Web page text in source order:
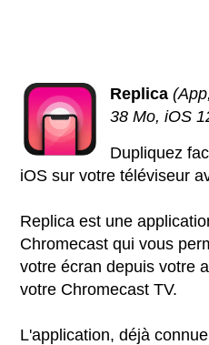
Replica
38 Mo, iOS
Dupliquez
iOS sur votre téléviseur
Replica est une
Chromecast qui vous
votre écran depuis votre
votre Chromecast TV.
L'application, déjà